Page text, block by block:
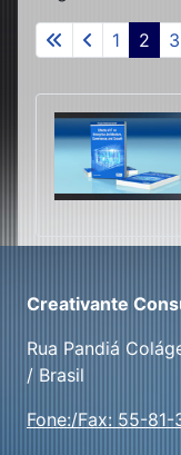
1 2 3
Creativante
Rua Pandiá
/ Brasil
Fone:/Fax: 55-